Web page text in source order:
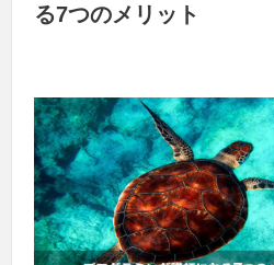
る7つのメリット